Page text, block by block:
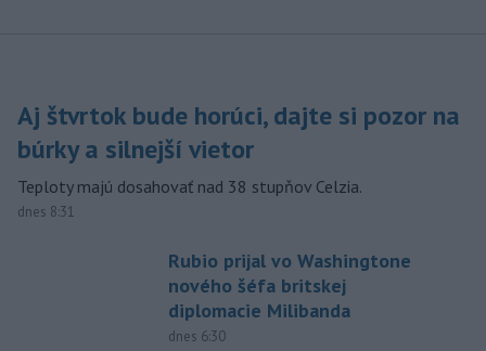
Aj štvrtok bude horúci, dajte si pozor na
búrky a silnejší vietor
Teploty majú dosahovať nad 38 stupňov Celzia.
dnes 8:31
Rubio prijal vo Washingtone
nového šéfa britskej
diplomacie Milibanda
dnes 6:30